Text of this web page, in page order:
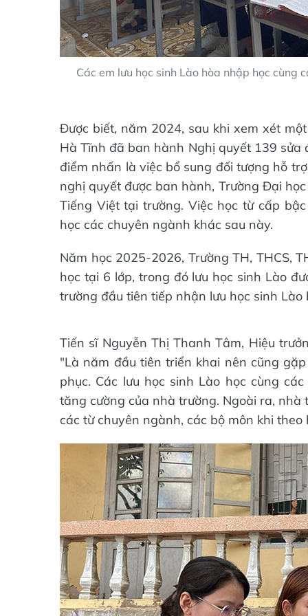
Các em lưu học sinh Lào hòa nhập học cùng
Được biết, năm 2024, sau khi xem xét
Hà Tĩnh đã ban hành Nghị quyết 139 sửa
điểm nhấn là việc bổ sung đối tượng hỗ
nghị quyết được ban hành, Trường Đại
Tiếng Việt tại trường. Việc học từ cấp
học các chuyên ngành khác sau này.
Năm học 2025-2026, Trường TH, THCS,
học tại 6 lớp, trong đó lưu học sinh Lào
trường đầu tiên tiếp nhận lưu học sinh
Tiến sĩ Nguyễn Thị Thanh Tâm, Hiệu
"Là năm đầu tiên triển khai nên cũng
phục. Các lưu học sinh Lào học cùng
tăng cường của nhà trường. Ngoài ra,
các từ chuyên ngành, các bộ môn khi theo